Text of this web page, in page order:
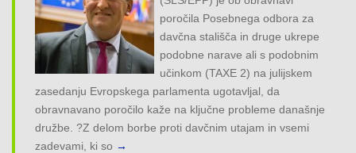
poročila Posebnega odbora za
davčna stališča in druge ukrepe
podobne narave ali s podobnim
učinkom (TAXE 2) na julijskem
zasedanju Evropskega parlamenta ugotavljal, da
obravnavano poročilo kaže na ključne probleme današnje
družbe. ?Z delom borbe proti davčnim utajam in vsemi
zadevami, ki so →